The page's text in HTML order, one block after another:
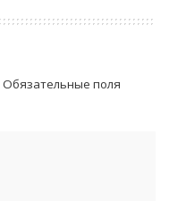
Обязательные поля